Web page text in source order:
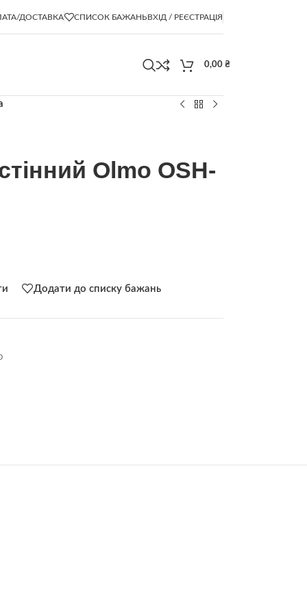
ДОСТАВКА СПИСОК БАЖАНЬВХІД / РЕЄСТРАЦІЯ
0,00 ₴
Olmo OSH-
Додати до списку бажань